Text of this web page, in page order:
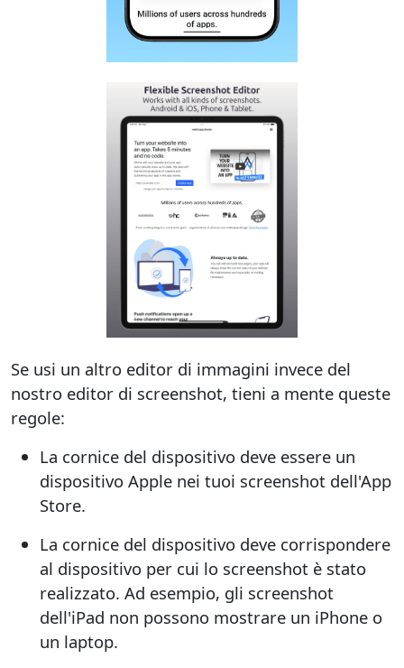
Se usi un altro editor di immagini invece del
nostro editor di screenshot, tieni a mente queste
regole:
La cornice del dispositivo deve essere un
dispositivo Apple nei tuoi screenshot dell'App
Store.
La cornice del dispositivo deve corrispondere
al dispositivo per cui lo screenshot è stato
realizzato. Ad esempio, gli screenshot
dell'iPad non possono mostrare un iPhone o
un laptop.